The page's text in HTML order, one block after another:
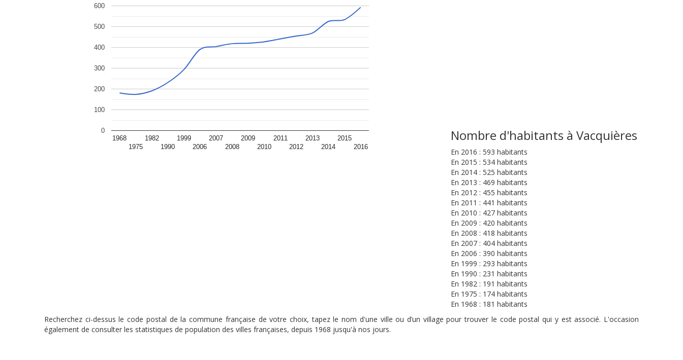
1968
1975
1982
1990
1999
2006
2007
2008
2009
2010
2011
2012
2013
2014
2015
2016
0
100
200
300
400
500
600
Nombre d'habitants à Vacquières
En 2016 : 593 habitants
En 2015 : 534 habitants
En 2014 : 525 habitants
En 2013 : 469 habitants
En 2012 : 455 habitants
En 2011 : 441 habitants
En 2010 : 427 habitants
En 2009 : 420 habitants
En 2008 : 418 habitants
En 2007 : 404 habitants
En 2006 : 390 habitants
En 1999 : 293 habitants
En 1990 : 231 habitants
En 1982 : 191 habitants
En 1975 : 174 habitants
En 1968 : 181 habitants
Recherchez ci-dessus le code postal de la commune française de votre choix, tapez le nom d'une ville ou d’un village pour trouver le code postal qui y est associé. L'occasion
également de consulter les statistiques de population des villes françaises, depuis 1968 jusqu'à nos jours.